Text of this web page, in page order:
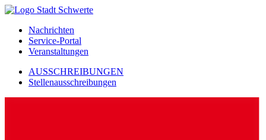
Nachrichten
Service-Portal
Veranstaltungen
AUSSCHREIBUNGEN
Stellenausschreibungen